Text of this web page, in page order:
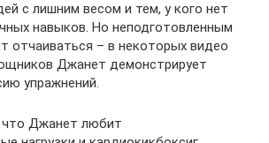
с лишним весом и тем, у кого нет
навыков. Но неподготовленным
отчаиваться – в некоторых видео
Джанет демонстрирует
упражнений.
Джанет любит